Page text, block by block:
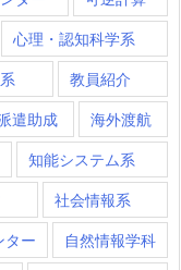
心理・認知科学系
教員紹介
遣助成 海外渡航
知能システム系
社会情報系
ター 自然情報学科